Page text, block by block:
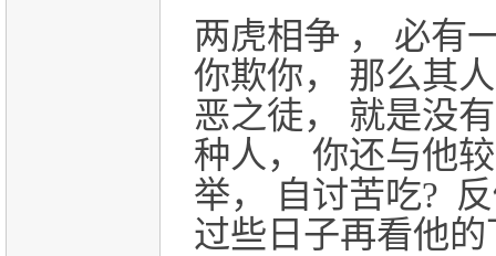
两虎相争 ， 必有
你欺你， 那么其
恶之徒， 就是没
种人， 你还与他
举， 自讨苦吃?
过些日子再看他